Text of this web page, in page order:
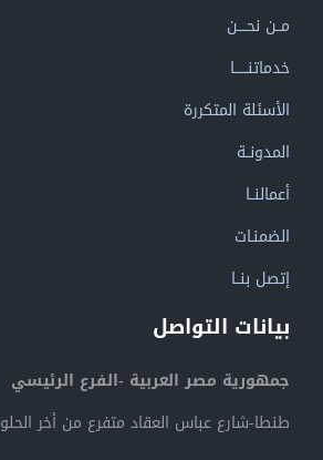
مــن نحــــن
خدماتنــــــا
الأسئلة المتكررة
المدونــة
أعمالنــا
الضمنـات
إتصل بنــا
بيانات التواصل
جمهورية مصر العربية -الفرع الرئيسي
طنطا-شارع عباس العقاد متفرع من أخر الحلو